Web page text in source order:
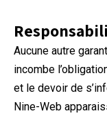
Aucune autre
incombe
et le devoir de
Nine-Web